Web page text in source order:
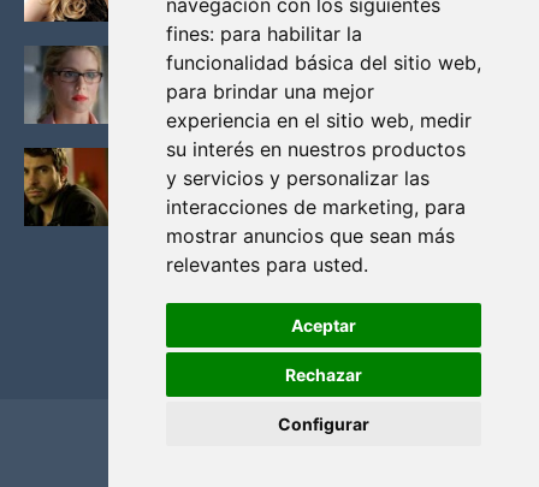
navegación con los siguientes
fines: para habilitar la
funcionalidad básica del sitio web,
para brindar una mejor
experiencia en el sitio web, medir
su interés en nuestros productos
y servicios y personalizar las
interacciones de marketing, para
mostrar anuncios que sean más
relevantes para usted.
Aceptar
Rechazar
Configurar
Junio 14, 2013
FELICITY (EMILY BETT RICKARDS), LAS FOTOS
MAS BONITAS DE LA ALIADA DE ARROW
Noviembre 30, 2013
BLACK MIRROR: TODA TU HISTORIA. EPISODIO 3.
LA CRITICA
Mayo 17, 2012
Privacidad y cookies
Contacto